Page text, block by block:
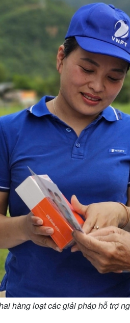
hàng loạt các giải pháp hỗ trợ